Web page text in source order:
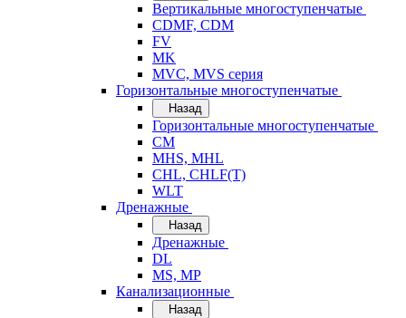
Вертикальные многоступенчатые
CDMF, CDM
FV
MK
MVC, MVS серия
Горизонтальные многоступенчатые
Назад
Горизонтальные многоступенчатые
CM
MHS, MHL
CHL, CHLF(T)
WLT
Дренажные
Назад
Дренажные
DL
MS, MP
Канализационные
Назад